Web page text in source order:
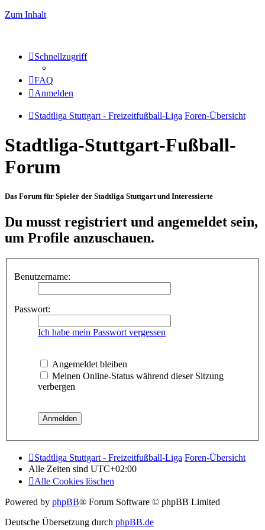
Zum Inhalt
Schnellzugriff
FAQ
Anmelden
Stadtliga Stuttgart - Freizeitfußball-Liga Foren-Übersicht
Stadtliga-Stuttgart-Fußball-
Forum
Das Forum für Spieler der Stadtliga Stuttgart und Interessierte
Du musst registriert und angemeldet sein,
um Profile anzuschauen.
Benutzername:
Passwort:
Ich habe mein Passwort vergessen
Angemeldet bleiben
Meinen Online-Status während dieser Sitzung
verbergen
Stadtliga Stuttgart - Freizeitfußball-Liga Foren-Übersicht
Alle Zeiten sind UTC+02:00
Alle Cookies löschen
Powered by phpBB® Forum Software © phpBB Limited
Deutsche Übersetzung durch phpBB.de